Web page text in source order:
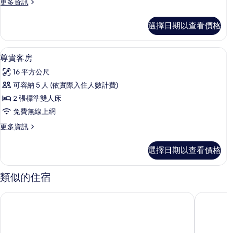
的
有
相
片
更多資訊
客
房
的
詳
情
選擇日期以查看價格
顯
示
尊
貴
客
的
有
相
片
客房內保險箱、遮光布/窗簾、隔音、
7
尊貴客房
16 平方公尺
可容納 5 人 (依實際入住人數計費)
2 張標準雙人床
免費無線上網
更多資訊
更
客
房
的
情
選擇日期以查看價格
類似的住宿
香港荃灣帝盛酒店 華逸酒店